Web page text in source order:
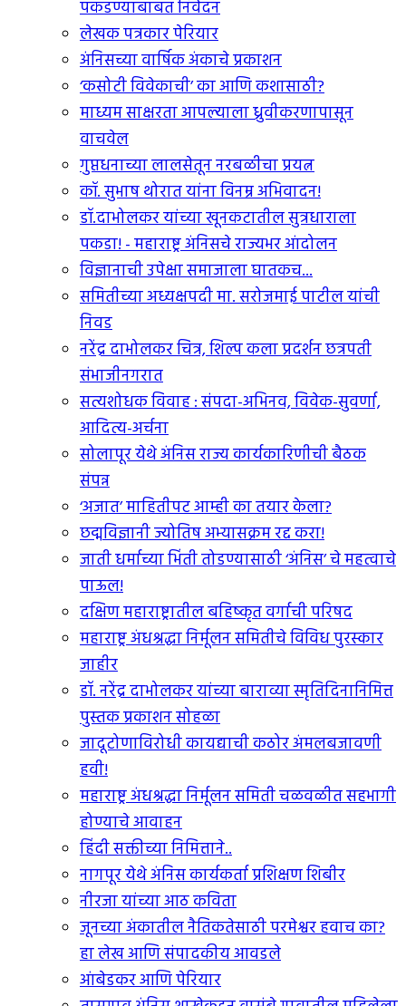
पकडण्याबाबत निवेदन
लेखक पत्रकार पेरियार
अंनिसच्या वार्षिक अंकाचे प्रकाशन
‘कसोटी विवेकाची’ का आणि कशासाठी?
माध्यम साक्षरता आपल्याला ध्रुवीकरणापासून
वाचवेल
गुप्तधनाच्या लालसेतून नरबळीचा प्रयत्न
कॉ. सुभाष थोरात यांना विनम्र अभिवादन!
डॉ.दाभोलकर यांच्या खूनकटातील सुत्रधाराला
पकडा! - महाराष्ट्र अंनिसचे राज्यभर आंदोलन
विज्ञानाची उपेक्षा समाजाला घातकच...
समितीच्या अध्यक्षपदी मा. सरोजमाई पाटील यांची
निवड
नरेंद्र दाभोलकर चित्र, शिल्प कला प्रदर्शन छत्रपती
संभाजीनगरात
सत्यशोधक विवाह : संपदा-अभिनव, विवेक-सुवर्णा,
आदित्य-अर्चना
सोलापूर येथे अंनिस राज्य कार्यकारिणीची बैठक
संपन्न
‘अजात’ माहितीपट आम्ही का तयार केला?
छद्मविज्ञानी ज्योतिष अभ्यासक्रम रद्द करा!
जाती धर्माच्या भिंती तोडण्यासाठी ‘अंनिस’ चे महत्वाचे
पाऊल!
दक्षिण महाराष्ट्रातील बहिष्कृत वर्गाची परिषद
महाराष्ट्र अंधश्रद्धा निर्मूलन समितीचे विविध पुरस्कार
जाहीर
डॉ. नरेंद्र दाभोलकर यांच्या बाराव्या स्मृतिदिनानिमित्त
पुस्तक प्रकाशन सोहळा
जादूटोणाविरोधी कायद्याची कठोर अंमलबजावणी
हवी!
महाराष्ट्र अंधश्रद्धा निर्मूलन समिती चळवळीत सहभागी
होण्याचे आवाहन
हिंदी सक्तीच्या निमित्ताने..
नागपूर येथे अंनिस कार्यकर्ता प्रशिक्षण शिबीर
नीरजा यांच्या आठ कविता
जूनच्या अंकातील नैतिकतेसाठी परमेश्वर हवाच का?
हा लेख आणि संपादकीय आवडले
आंबेडकर आणि पेरियार